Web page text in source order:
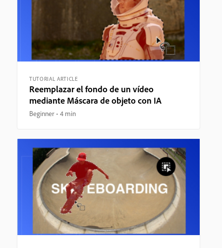
TUTORIAL ARTICLE
Reemplazar el fondo de un vídeo
mediante Máscara de objeto con IA
Beginner 4 min